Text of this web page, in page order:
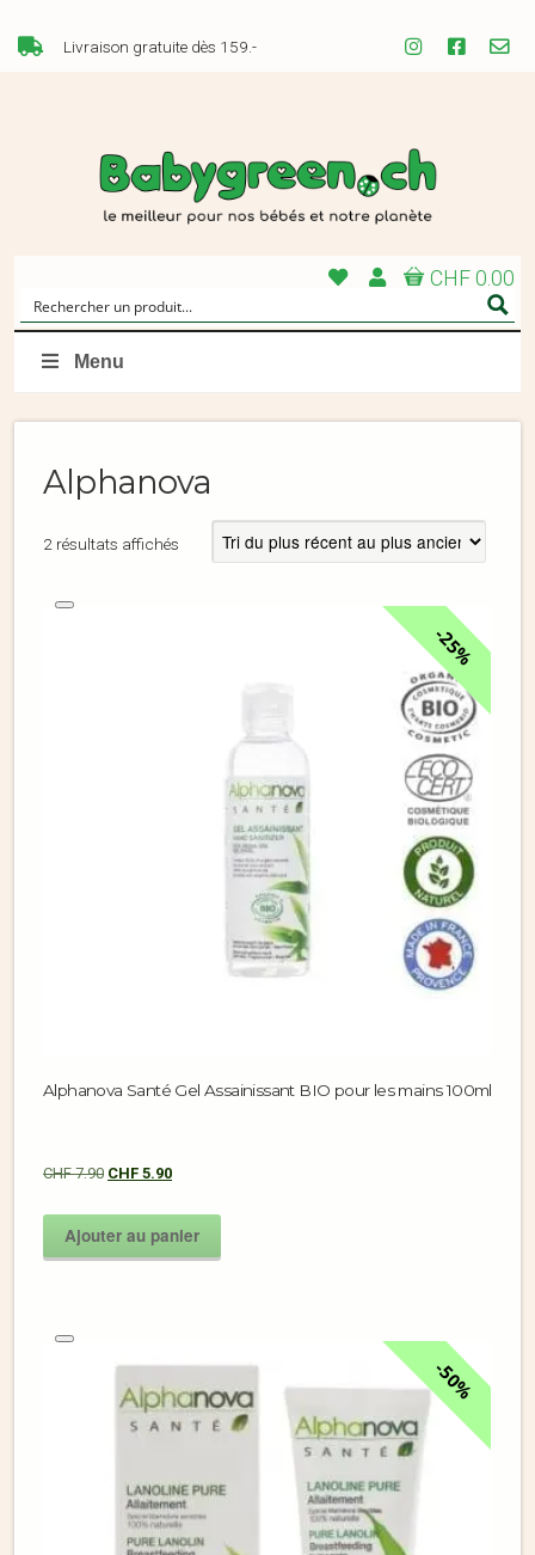
Livraison gratuite dès 159.-
CHF 0.00
Menu
Alphanova
2 résultats affichés
25%
Alphanova Santé Gel Assainissant BIO pour les mains 100ml
CHF7.90 CHF 5.90
Ajouter au panier
50%